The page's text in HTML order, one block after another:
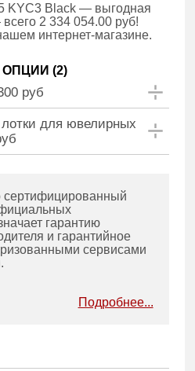
KYC3 Black — выгодная
2 334 054.00 руб!
интернет-магазине.
(2)
руб
для ювелирных
сертифицированный
гарантию
и гарантийное
сервисами
Подробнее...